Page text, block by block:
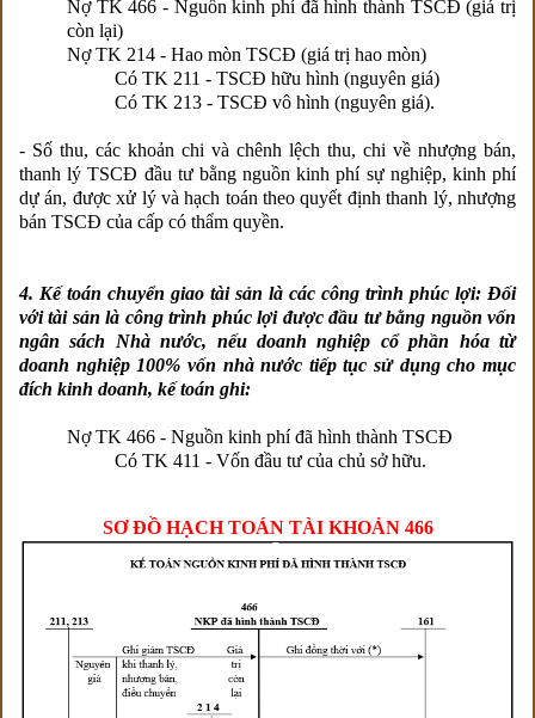
Nợ TK 466 - Nguồn kinh phí đã hình thành TSCĐ (giá trị
còn lại)
Nợ TK 214 - Hao mòn TSCĐ (giá trị hao mòn)
Có TK 211 - TSCĐ hữu hình (nguyên giá)
Có TK 213 - TSCĐ vô hình (nguyên giá).
- Số thu, các khoản chi và chênh lệch thu, chi về nhượng bán,
thanh lý TSCĐ đầu tư bằng nguồn kinh phí sự nghiệp, kinh phí
dự án, được xử lý và hạch toán theo quyết định thanh lý, nhượng
bán TSCĐ của cấp có thẩm quyền.
4. Kế toán chuyển giao tài sản là các công trình phúc lợi: Đối
với tài sản là công trình phúc lợi được đầu tư bằng nguồn vốn
ngân sách Nhà nước, nếu doanh nghiệp cổ phần hóa từ
doanh nghiệp 100% vốn nhà nước tiếp tục sử dụng cho mục
đích kinh doanh, kế toán ghi:
Nợ TK 466 - Nguồn kinh phí đã hình thành TSCĐ
Có TK 411 - Vốn đầu tư của chủ sở hữu.
SƠ ĐỒ HẠCH TOÁN TÀI KHOẢN 466